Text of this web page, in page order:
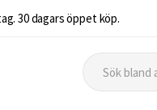
30 dagars öppet köp.